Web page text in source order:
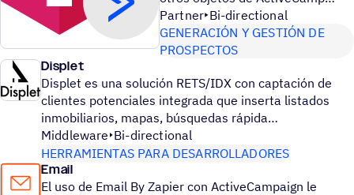
Partner Bi-directional
GENERACIÓN Y GESTIÓN DE
PROSPECTOS
Displet
Displet es una solución RETS/IDX con captación de
clientes potenciales integrada que inserta listados
inmobiliarios, mapas, búsquedas rápida
Middleware Bi-directional
HERRAMIENTAS PARA DESARROLLADORES
Email
El uso de Email By Zapier con ActiveCampaign le